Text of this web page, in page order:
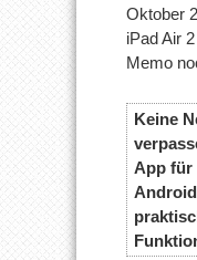
Oktober
iPad Air
Memo
Keine
App für